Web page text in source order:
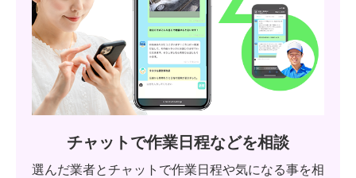
チャットで作業日程などを相談
選んだ業者とチャットで作業日程や気になる事を相